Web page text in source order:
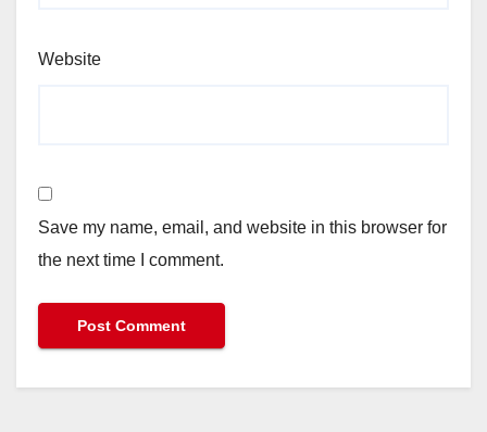
Website
Save my name, email, and website in this browser for
the next time I comment.